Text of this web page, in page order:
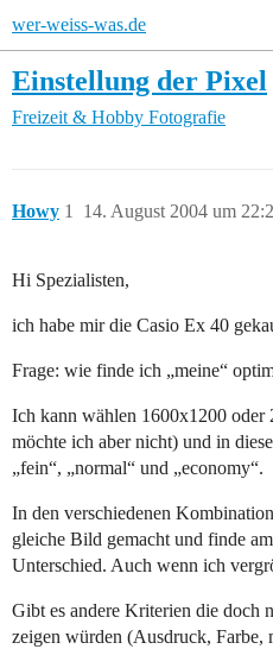
wer-weiss-was.de
Einstellung der Pixel
Freizeit & Hobby Fotografie
Howy 14. August 2004 um
1
Hi Spezialisten,
ich habe mir die Casio Ex 40
Frage: wie finde ich „meine“
Ich kann wählen 1600x1200 oder
möchte ich aber nicht) und in
„fein“, „normal“ und „economy“.
In den verschiedenen
gleiche Bild gemacht und finde
Unterschied. Auch wenn ich
Gibt es andere Kriterien die doch
zeigen würden (Ausdruck,